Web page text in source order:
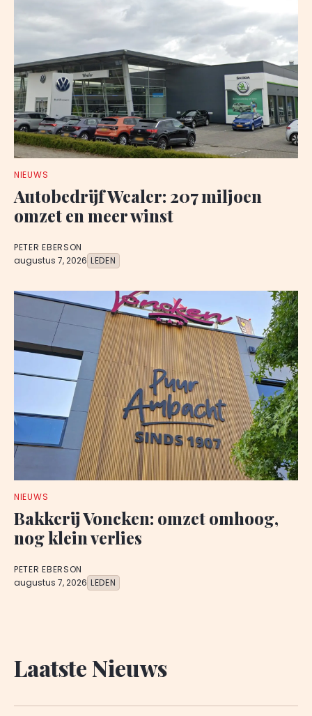
NIEUWS
Autobedrijf Wealer: 207 miljoen
omzet en meer winst
PETER EBERSON
augustus 7, 2026 LEDEN
NIEUWS
Bakkerij Voncken: omzet omhoog,
nog klein verlies
PETER EBERSON
augustus 7, 2026 LEDEN
Laatste Nieuws